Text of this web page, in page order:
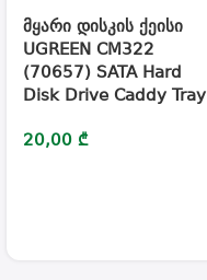
მყარი დისკის ქეისი
UGREEN CM322
(70657) SATA Hard
Disk Drive Caddy Tray
20,00 ₾